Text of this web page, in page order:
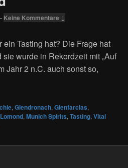
Keine Kommentare ↓
Tasting hat? Die Frage hat
wurde in Rekordzeit mit „Auf
Jahr 2 n.C. auch sonst so,
– Bald ist Weihnachten… sehr bald
, Glendronach, Glenfarclas,
, Munich Spirits, Tasting, Vital